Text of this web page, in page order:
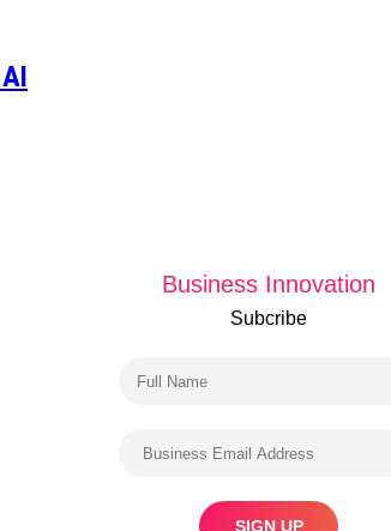
Business Innovation
Subcribe